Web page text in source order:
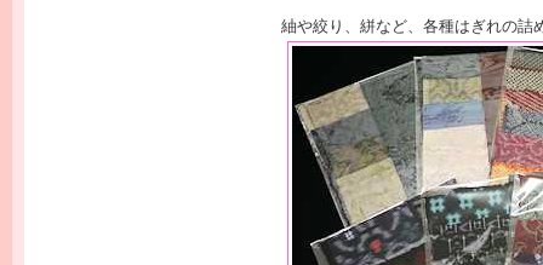
紬や絞り、絣など、各種はぎれの詰